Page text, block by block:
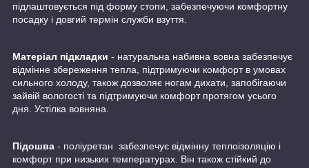
підлаштовується під форму стопи, забезпечуючи комфортну
посадку і довгий термін служби взуття.
Матеріал підкладки - натуральна набивна вовна забезпечує
відмінне збереження тепла, підтримуючи комфорт в умовах
сильного холоду, також дозволяє ногам дихати, запобігаючи
зайвій вологості та підтримуючи комфорт протягом усього
дня. Устілка вовняна.
Підошва - поліуретан забезпечує відмінну теплоізоляцію і
комфорт при низьких температурах. Він також стійкий до